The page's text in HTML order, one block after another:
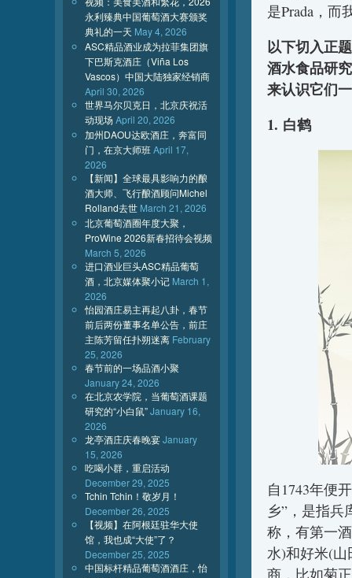
是Prada，而
以下切入正
酒水食品研
来认识它们
1. 白鹤
自1743年便
乡”，是指兵
称，有第一
水)和好米(
商，比如菊
永利臻典中国葡萄酒大赛颁奖
典礼的一天 May 4, 2026
ASC精品酒业成为拉菲集团旗
下巴斯克酒庄（Viña Los
Vascos）中国大陆独家经销商
April 30, 2026
世界马尔贝克日，北京庆祝活
动现场April 20, 2026
加州DAOU达欧酒庄，奔富同
门，在京大师班 April 17,
2026
【新闻】全球最具影响力的酿
酒大师、飞行酿酒顾问Michel
Rolland去世 March 21, 2026
北京葡萄酒圈年度大聚，
ProWine 2026新春招待会视频
March 5, 2026
进口酒业巨头ASC精品葡萄
酒，北京媒体聚小记 March 1,
2026
怡园酒庄易主再起八卦，春节
前后两份董事名单公告，前庄
主陈芳留任扑朔迷离 February
25, 2026
春节前的一场品酒小聚
January 24, 2026
在北京农学院，当葡萄酒课题
研究的“小白鼠”January 16,
2026
龙亭酒庄庆春晚宴January
15, 2026
吃喝小群，重启活动
December 29, 2025
Tchin Tchin！敬岁月！
December 26, 2025
【视频】在阿根廷驻华大使
馆，我也成“大使”了？
December 25, 2025
中国标杆精品葡萄酒酒庄，怡